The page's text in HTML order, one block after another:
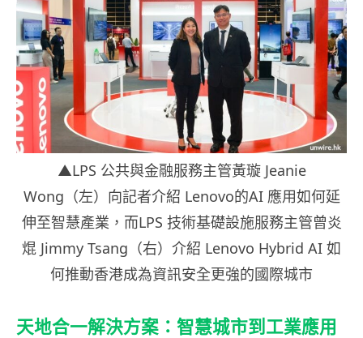
▲LPS 公共與金融服務主管黃璇 Jeanie
Wong（左）向記者介紹 Lenovo的AI 應用如何延
伸至智慧產業，而LPS 技術基礎設施服務主管曾炎
焜 Jimmy Tsang（右）介紹 Lenovo Hybrid AI 如
何推動香港成為資訊安全更強的國際城市
天地合一解決方案：智慧城市到工業應用